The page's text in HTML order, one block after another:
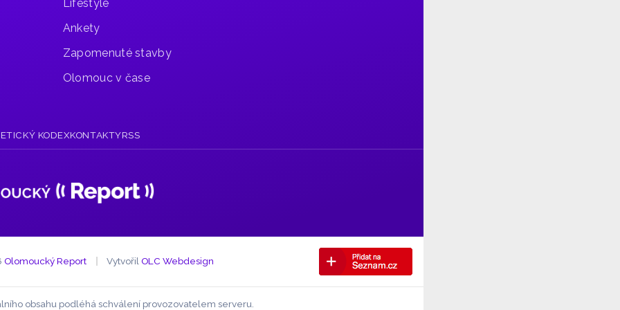
Lifestyle
Ankety
Zapomenuté stavby
Olomouc v čase
ETICKÝ KODEXKONTAKTYRSS
Olomoucký Report VytvořilOLC Webdesign
obsahu podléhá schválení provozovatelem serveru.